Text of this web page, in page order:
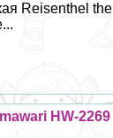
Reisenthel
HW-